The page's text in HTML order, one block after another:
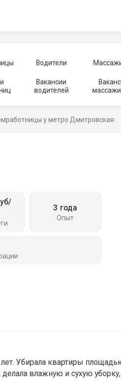
Водители
Вакансии
водителей
у метро Дмитровская
Опыт
3 года
Убирала квартиры
влажную и сухую уборку,